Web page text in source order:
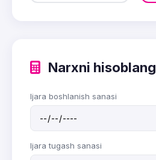
Narxni hisoblang
Ijara boshlanish sanasi
Ijara tugash sanasi